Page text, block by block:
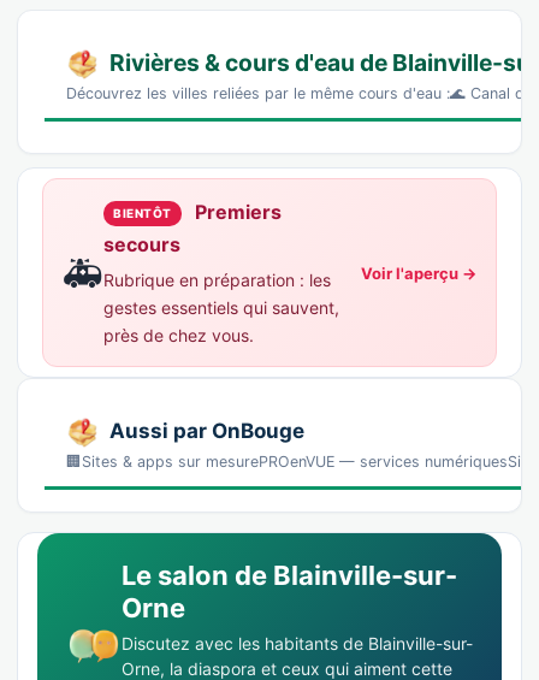
Rivières & cours d'eau de Blainville-
Découvrez les villes reliées par le même cours d'eau :🌊 Canal
🚑
BIENTÔT
Premiers
secours
Rubrique en préparation : les
gestes essentiels qui sauvent,
près de chez vous.
Voir l'aperçu →
Aussi par OnBouge
🏢Sites & apps sur mesurePROenVUE — services
Le salon de Blainville-sur-
Orne
Discutez avec les habitants de Blainville-sur-
Orne, la diaspora et ceux qui aiment cette